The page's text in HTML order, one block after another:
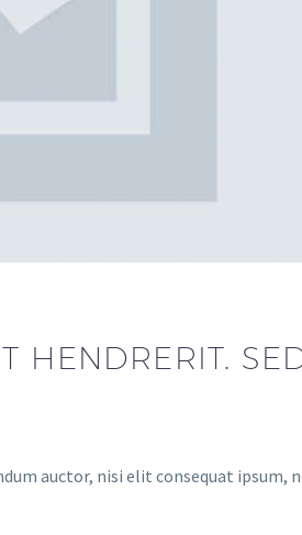
HENDRERIT.
auctor, nisi elit consequat ipsum,